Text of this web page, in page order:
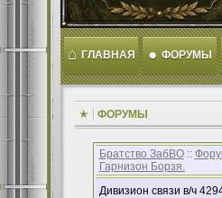
⌂ ГЛАВНАЯ ● ФОРУМЫ
ФОРУМЫ
Братство ЗабВО::
Гарнизон Борзя.
Дивизион связи в/ч